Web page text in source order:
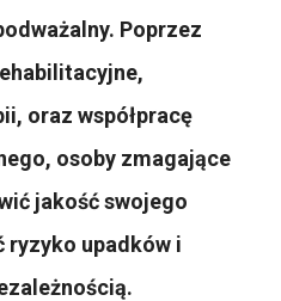
Poprzez
oraz współpracę
osoby zmagające
jakość swojego
ryzyko upadków i